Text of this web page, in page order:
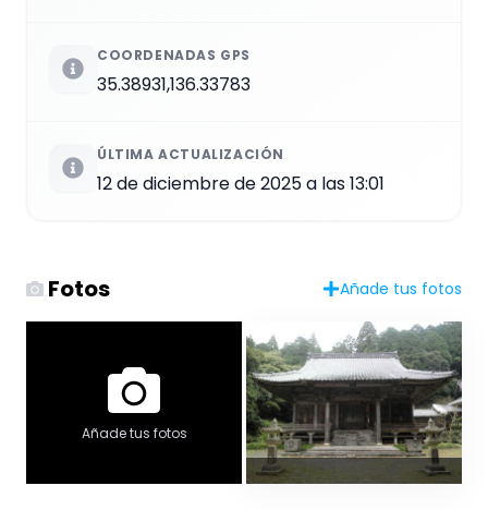
COORDENADAS GPS
35.38931,136.33783
ÚLTIMA ACTUALIZACIÓN
12 de diciembre de 2025 a las 13:01
Fotos Añade tus fotos
Añade tus fotos